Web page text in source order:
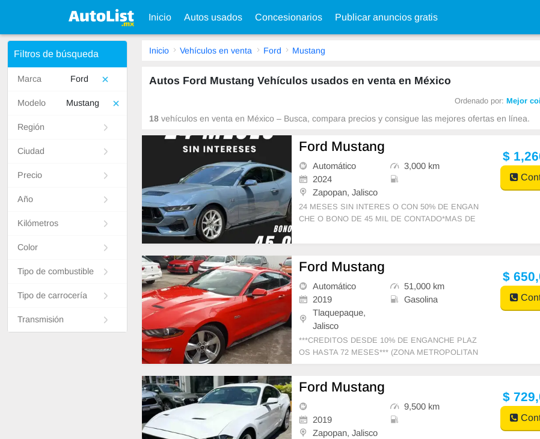
Inicio Autos usados Concesionarios Publicar anuncios gratis
Filtros de búsqueda
Marca Ford
Modelo Mustang
Región
Ciudad
Precio
Año
Kilómetros
Color
Tipo de combustible
Tipo de carrocería
Transmisión
Inicio Vehículos en venta Ford Mustang
Autos Ford Mustang Vehículos usados en venta en México
Ordenado por:Mejor
18 vehículos en venta en México – Busca, compara precios y consigue las mejores ofertas en línea.
Ford Mustang
Automático
3,000 km
2024
Zapopan, Jalisco
24 MESES SIN INTERES O CON 50% DE ENGAN
CHE O BONO DE 45 MIL DE CONTADO*MAS DE
CIO DE CONTADO CON LAS
$
Ford Mustang
Automático
51,000 km
2019
Gasolina
Tlaquepaque,
Jalisco
***CREDITOS DESDE 10% DE ENGANCHE PLAZ
OS HASTA 72 MESES*** (ZONA METROPOLITAN
A DE GUADALAJARA) Presentamos el icónico Ford
$
Ford Mustang
9,500 km
2019
Zapopan, Jalisco
$